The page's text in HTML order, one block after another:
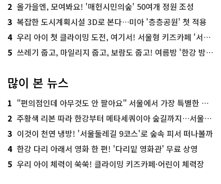
2 올가을엔, 모여봐요! '매헌시민의숲' 50여개 정원 조성
3 복잡한 도시계획시설 3D로 본다…미아 '층층공원' 첫 적용
4 우리 아이 첫 클라이밍 도전, 여기서! 서울형 키즈카페 '서울가족플라자점'
5 쓰레기 줍고, 마일리지 줍고, 보람도 줍고! 여름밤 '한강 밤마실 줍깅'
많이 본 뉴스
1 "편의점인데 아무것도 안 팔아요" 서울에서 가장 특별한 편의점의 정체
2 주황색 리본 따라 한강부터 메타세쿼이아 숲길까지…서울둘레길 15코스
3 이것이 천연 냉방! '서울둘레길 9코스'로 숲속 피서 떠나볼까
4 한강 다리 아래서 영화 한 편! '다리밑 영화관' 무료 상영
5 우리 아이 체력이 쑥쑥! 클라이밍 키즈카페·어린이 체력장